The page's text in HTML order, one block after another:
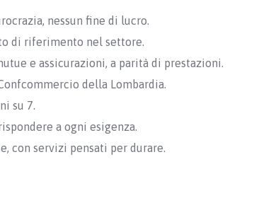
nessun fine di lucro.
di riferimento nel settore.
e assicurazioni, a parità di prestazioni.
della Lombardia.
su 7.
a ogni esigenza.
con servizi pensati per durare.